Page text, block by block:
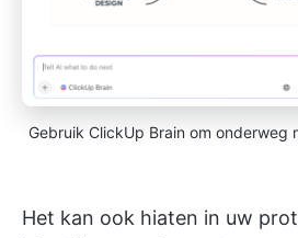
Gebruik ClickUp Brain om onderweg
Het kan ook hiaten in uw